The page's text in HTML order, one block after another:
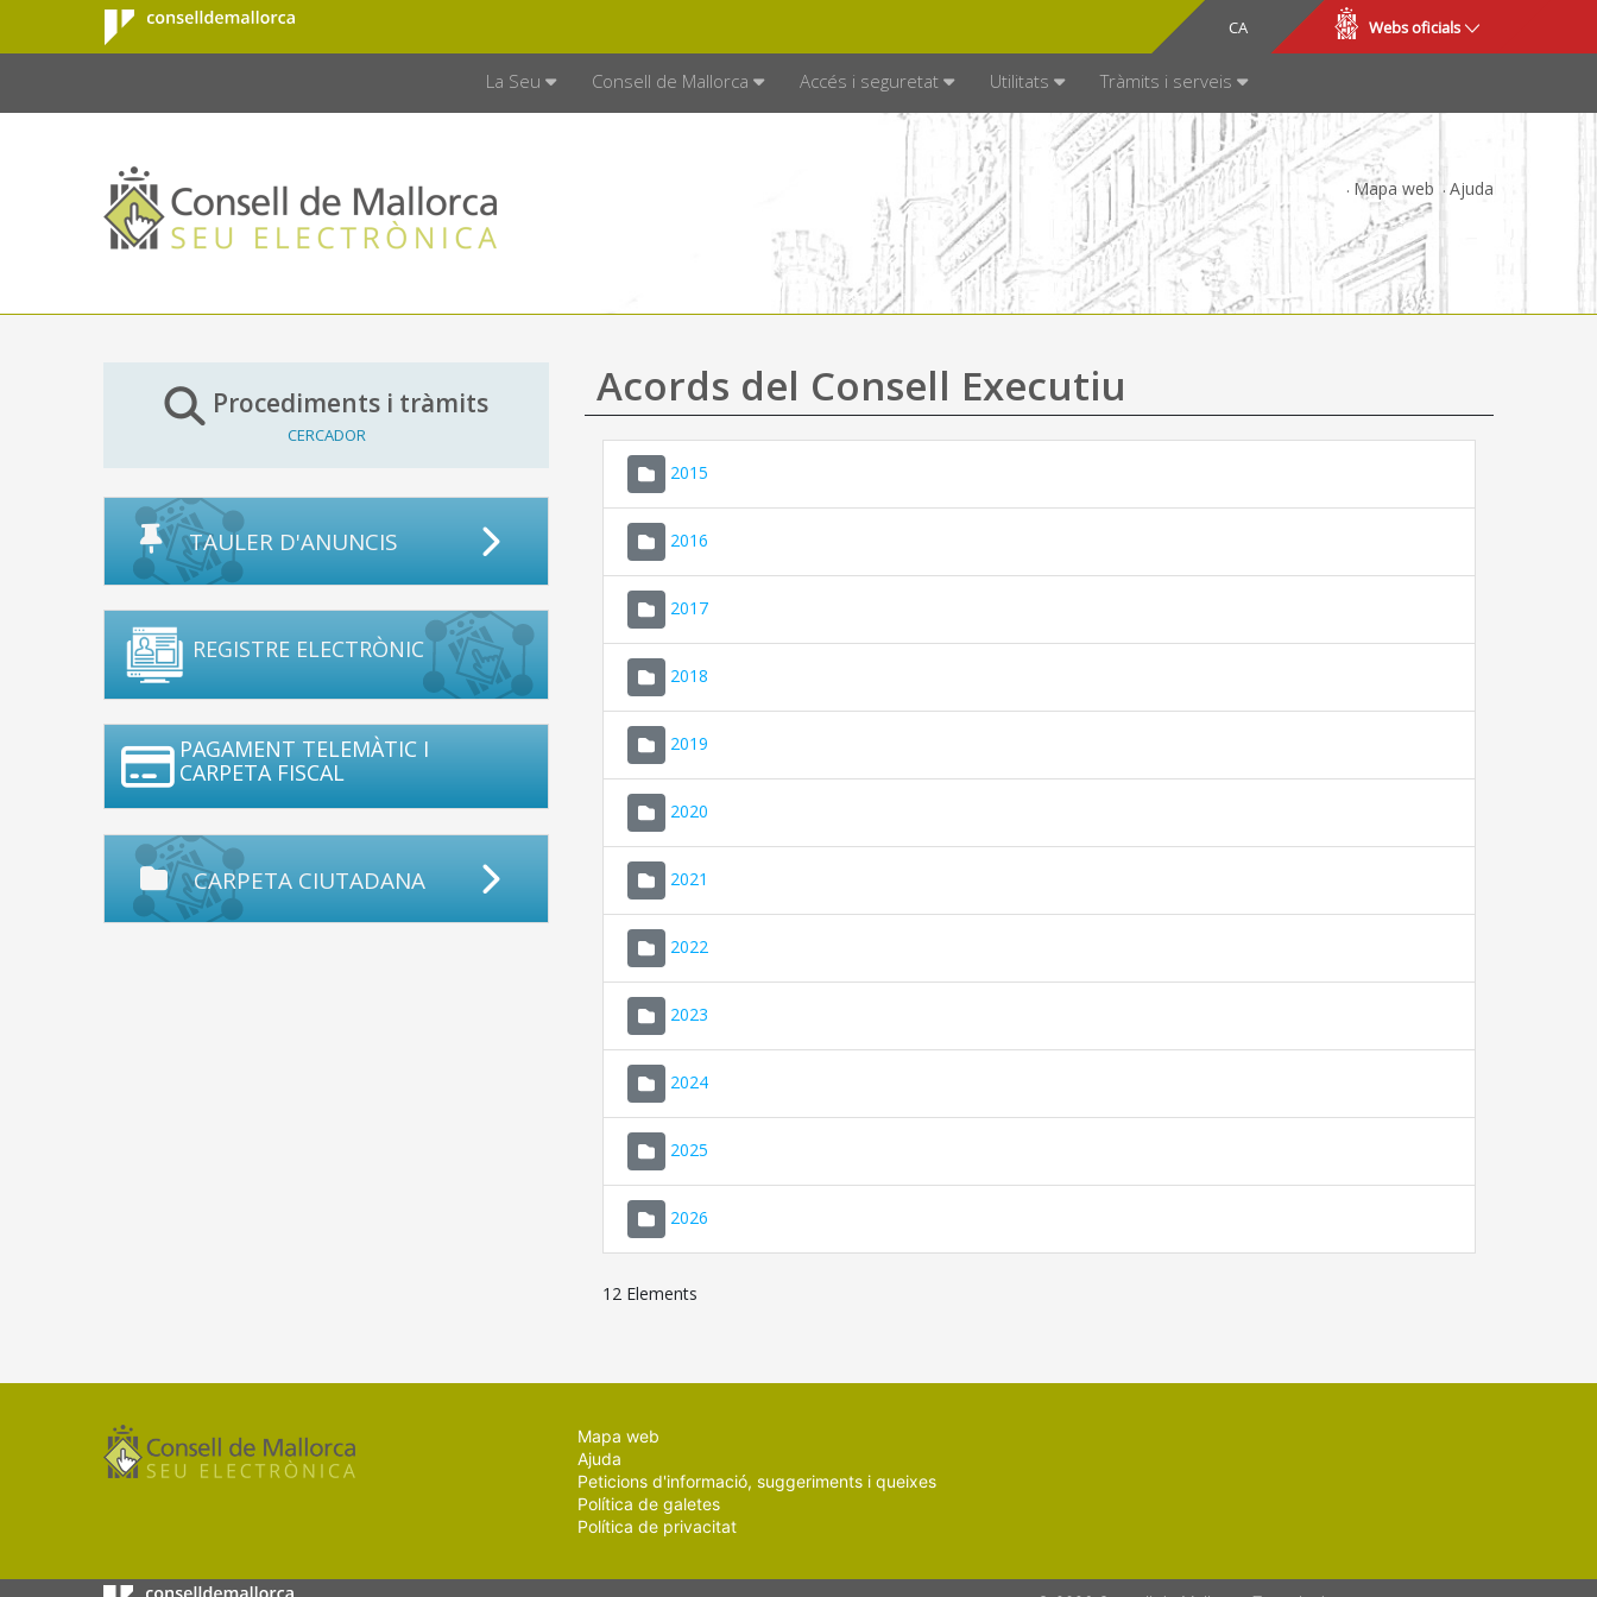
Salta al contingut principal
Consell de
Mallorca
CA
ES Webs oficials
La Seu Consell de Mallorca Accés i seguretat Utilitats Tràmits i serveis
Mapa web Ajuda
Procediments i tràmits
CERCADOR
TAULER D'ANUNCIS
REGISTRE ELECTRÒNIC
PAGAMENT TELEMÀTIC I
CARPETA FISCAL
CARPETA CIUTADANA
Acords del Consell Executiu
2015
2016
2017
2018
2019
2020
2021
2022
2023
2024
2025
2026
12 Elements
Mapa web
Ajuda
Peticions d'informació, suggeriments i queixes
Política de galetes
Política de privacitat